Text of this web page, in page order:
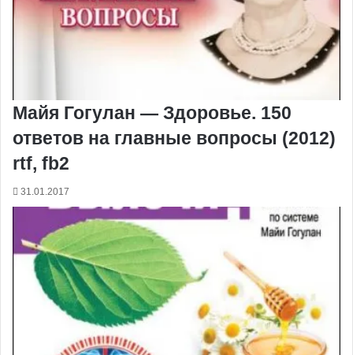
Майя Гогулан — Здоровье. 150
ответов на главные вопросы (2012)
rtf, fb2
31.01.2017